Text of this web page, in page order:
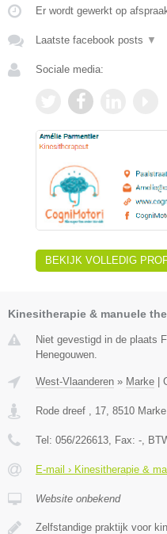
Er wordt gewerkt op
Laatste facebook posts ▼
Sociale media:
BEKIJK VOLLEDIG
Kinesitherapie & manuele
Niet gevestigd in de plaats
Henegouwen.
West-Vlaanderen » Marke |
Rode dreef , 17 8510 Marke
Tel: 056/226613 , Fax: - ,
E-mail › Kinesitherapie &
Website onbekend
Zelfstandige praktijk voor